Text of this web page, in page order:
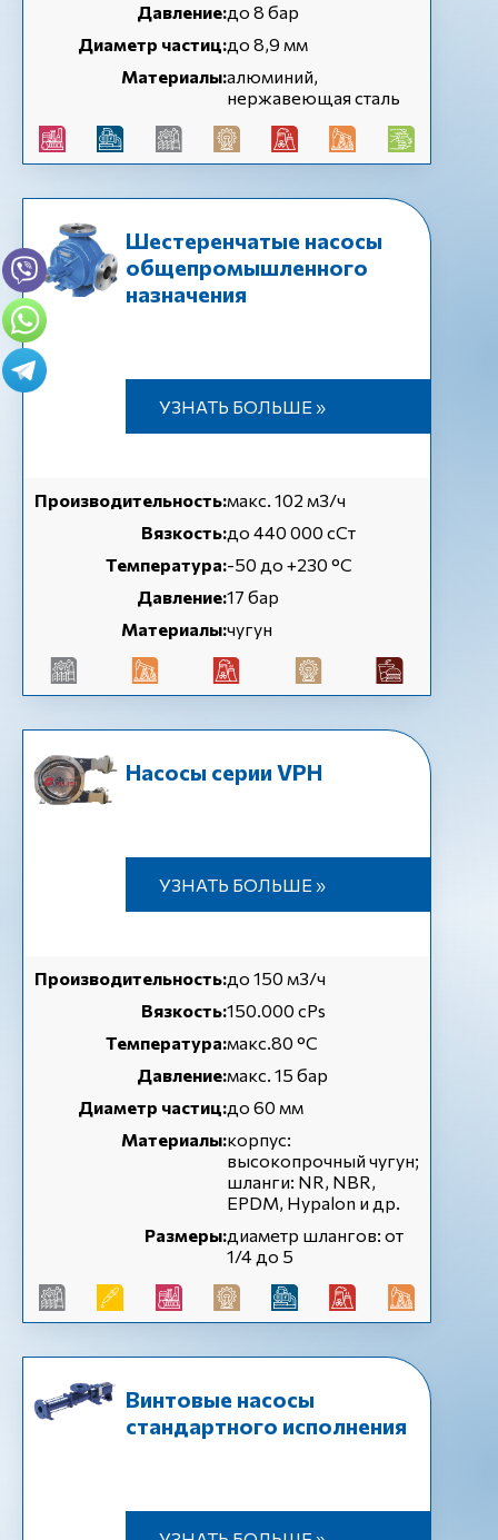
Давление:до 8 бар
Диаметр частиц:до 8,9 мм
Материалы:алюминий,
нержавеющая сталь
Шестеренчатые насосы
общепромышленного
назначения
УЗНАТЬ БОЛЬШЕ »
Производительность:макс. 102 м3/ч
Вязкость:до 440 000 сСт
Температура:-50 до +230 °C
Давление:17 бар
Материалы:чугун
Насосы серии VPH
УЗНАТЬ БОЛЬШЕ »
Производительность:до 150 м3/ч
Вязкость:150.000 cPs
Температура:макс.80 °C
Давление:макс. 15 бар
Диаметр частиц:до 60 мм
Материалы:корпус:
высокопрочный чугун;
шланги: NR, NBR,
EPDM, Hypalon и др.
Размеры:диаметр шлангов: от
1/4 до 5
Винтовые насосы
стандартного исполнения